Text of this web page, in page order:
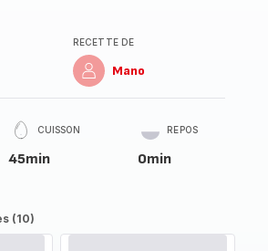
RECETTE DE
Mano
CUISSON
45min
REPOS
0min
(10)